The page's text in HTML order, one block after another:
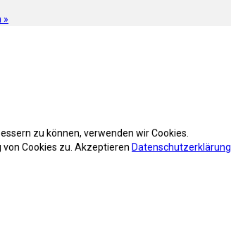
»
zu können, verwenden wir Cookies.
Cookies zu. Akzeptieren Datenschutzerklärung